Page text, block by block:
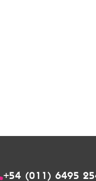
+54 (011) 6495